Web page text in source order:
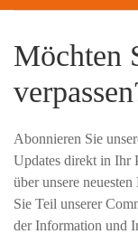
Möchten
Abonnieren Sie
Updates direkt in Ihr
über unsere
Sie Teil unserer
der Information und